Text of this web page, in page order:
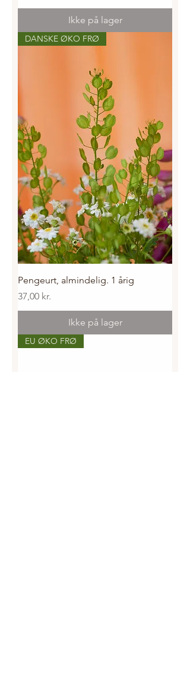
Ikke på lager
DANSKE ØKO FRØ
Pengeurt, almindelig. 1 årig
Pris
37,00 kr.
Ikke på lager
EU ØKO FRØ